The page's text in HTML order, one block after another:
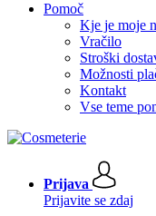
Pomoč
Kje je moje
Vračilo
Stroški
Možnosti
Kontakt
Vse teme
Prijava
Prijavite se zdaj